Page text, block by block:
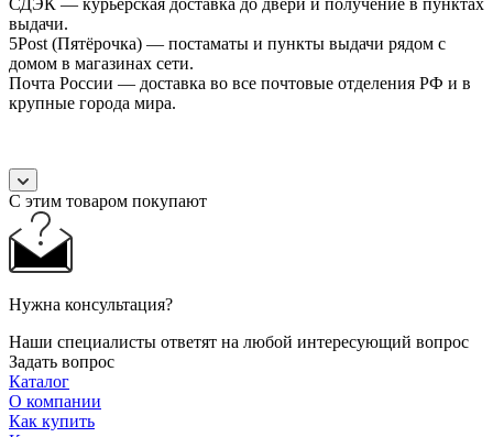
выдачи.
5Post (Пятёрочка) — постаматы и пункты выдачи рядом с
домом в магазинах сети.
Почта России — доставка во все почтовые отделения РФ и в
крупные города мира.
С этим товаром покупают
Нужна консультация?
Наши специалисты ответят на любой интересующий вопрос
Задать вопрос
Каталог
О компании
Как купить